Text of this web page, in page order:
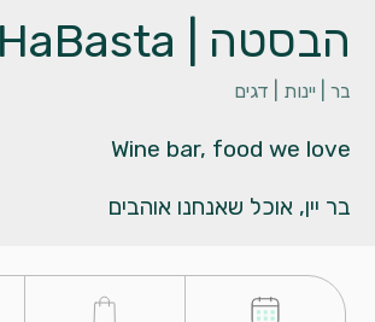
הבסטה | HaBasta
בר | יינות | דגים
בר יין, אוכל שאנחנו אוהבים